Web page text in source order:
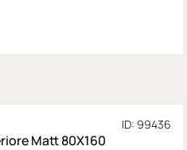
ID: 99436
Matt 80X160